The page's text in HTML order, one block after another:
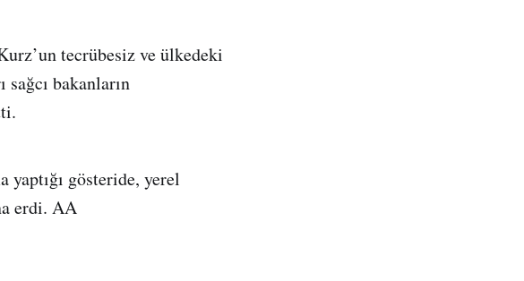
tecrübesiz ve ülkedeki
bakanların
gösteride, yerel
erdi. AA